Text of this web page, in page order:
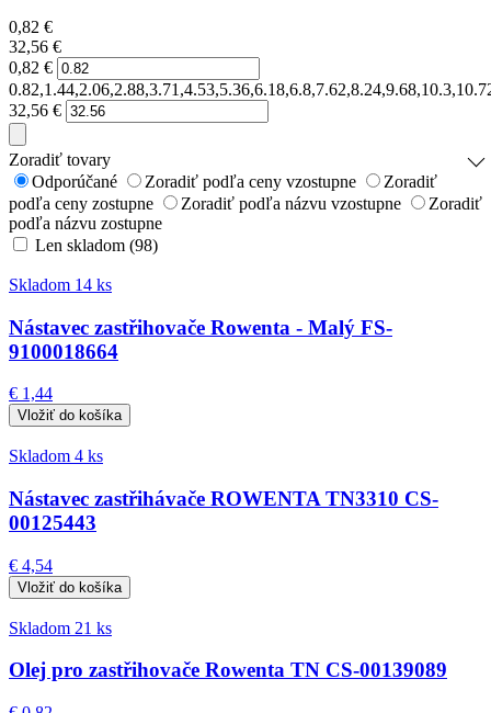
0,82 €
32,56 €
0,82 €
32,56 €
Zoradiť tovary
Odporúčané
Zoradiť podľa ceny vzostupne
Zoradiť
podľa ceny zostupne
Zoradiť podľa názvu vzostupne
Zoradiť
podľa názvu zostupne
Len skladom (98)
Skladom 14 ks
Nástavec zastřihovače Rowenta - Malý FS-
9100018664
€ 1,44
Skladom 4 ks
Nástavec zastřihávače ROWENTA TN3310 CS-
00125443
€ 4,54
Skladom 21 ks
Olej pro zastřihovače Rowenta TN CS-00139089